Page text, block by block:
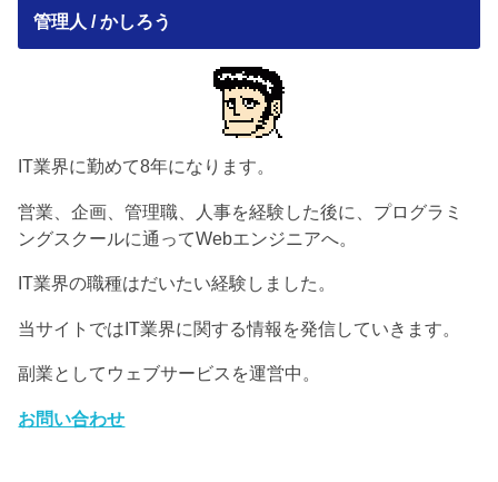
管理人 / かしろう
IT業界に勤めて8年になります。
営業、企画、管理職、人事を経験した後に、プログラミ
ングスクールに通ってWebエンジニアへ。
IT業界の職種はだいたい経験しました。
当サイトではIT業界に関する情報を発信していきます。
副業としてウェブサービスを運営中。
お問い合わせ